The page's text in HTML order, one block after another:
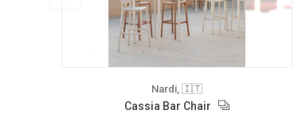
Nardi, 🇮🇹
Cassia Bar Chair